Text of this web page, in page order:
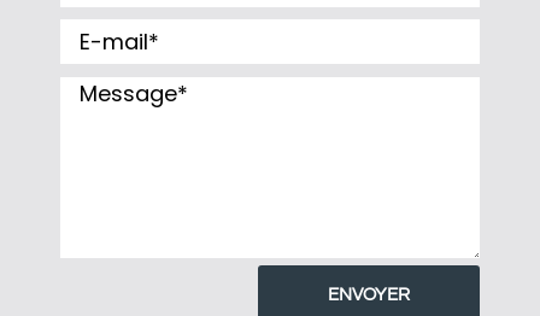
ENVOYER